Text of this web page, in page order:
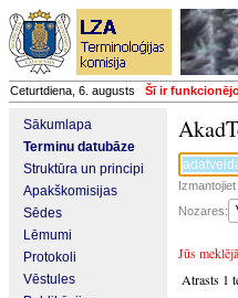
Ceturtdiena, 6. augusts Šī ir
Sākumlapa
Terminu datubāze
Struktūra un principi
Apakškomisijas
Sēdes
Lēmumi
Protokoli
Vēstules
Nozares:
Jūs
Atrasts 1